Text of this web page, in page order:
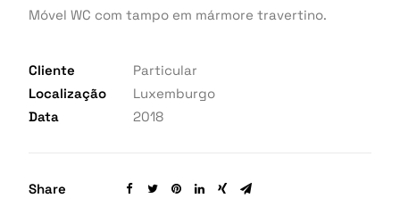
Móvel WC com tampo em mármore travertino.
Cliente
Particular
Localização
Luxemburgo
Data
2018
Share